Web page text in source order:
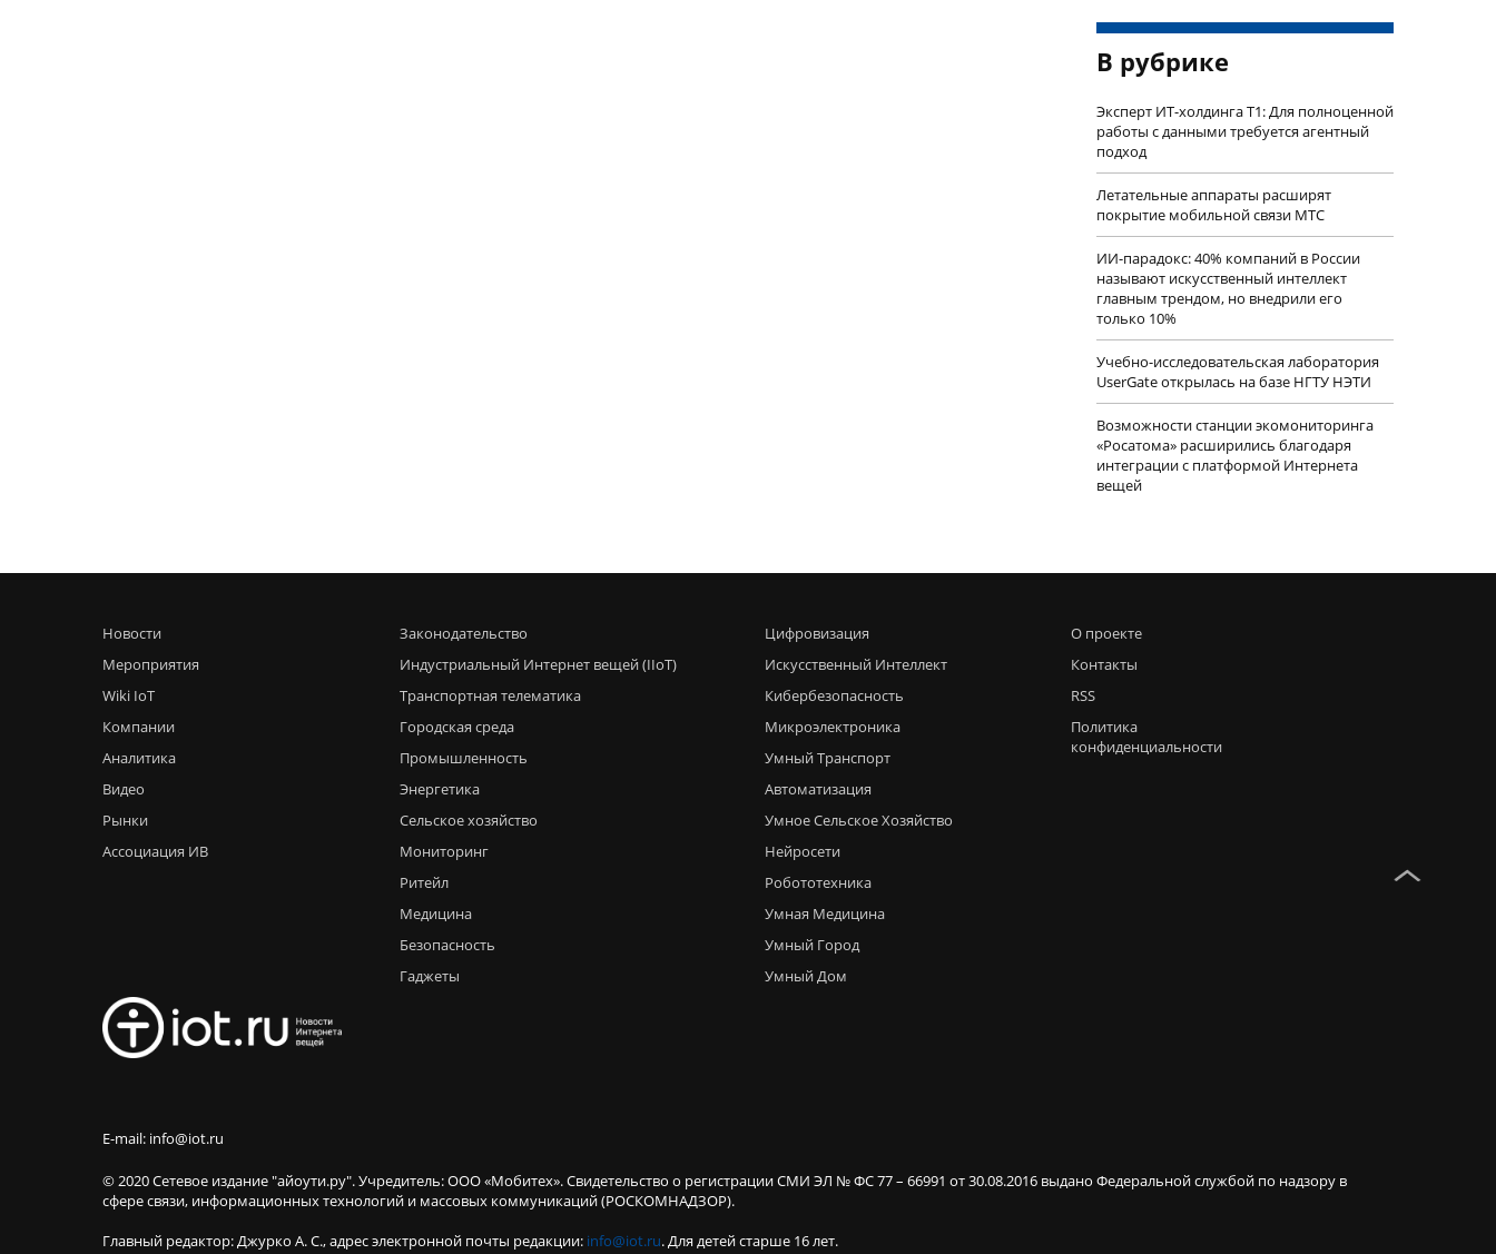
В рубрике
Эксперт ИТ-холдинга Т1: Для полноценной
работы с данными требуется агентный
подход
Летательные аппараты расширят
покрытие мобильной связи МТС
ИИ-парадокс: 40% компаний в России
называют искусственный интеллект
главным трендом, но внедрили его
только 10%
Учебно-исследовательская лаборатория
UserGate открылась на базе НГТУ НЭТИ
Возможности станции экомониторинга
«Росатома» расширились благодаря
интеграции с платформой Интернета
вещей
Новости
Мероприятия
Wiki IoT
Компании
Аналитика
Видео
Рынки
Ассоциация ИВ
Законодательство
Индустриальный Интернет вещей (IIoT)
Транспортная телематика
Городская среда
Промышленность
Энергетика
Сельское хозяйство
Мониторинг
Ритейл
Медицина
Безопасность
Гаджеты
Цифровизация
Искусственный Интеллект
Кибербезопасность
Микроэлектроника
Умный Транспорт
Автоматизация
Умное Сельское Хозяйство
Нейросети
Робототехника
Умная Медицина
Умный Город
Умный Дом
О проекте
Контакты
RSS
Политика
конфиденциальности
E-mail: info@iot.ru
© 2020 Сетевое издание "айоути.ру". Учредитель: ООО «Мобитех». Свидетельство о регистрации СМИ ЭЛ № ФС 77 – 66991 от 30.08.2016 выдано Федеральной службой по надзору в
сфере связи, информационных технологий и массовых коммуникаций (РОСКОМНАДЗОР).
Главный редактор: Джурко А. С., адрес электронной почты редакции: info@iot.ru. Для детей старше 16 лет.